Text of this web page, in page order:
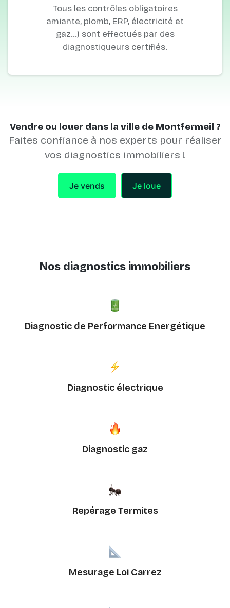
Tous les contrôles obligatoires
amiante, plomb, ERP, électricité et
gaz…) sont effectués par des
diagnostiqueurs certifiés.
Vendre ou louer dans la ville de Montfermeil ?
Faites confiance à nos experts pour réaliser
vos diagnostics immobiliers !
Je vends Je loue
Nos diagnostics immobiliers
Diagnostic de Performance Energétique
Diagnostic électrique
Diagnostic gaz
Repérage Termites
Mesurage Loi Carrez